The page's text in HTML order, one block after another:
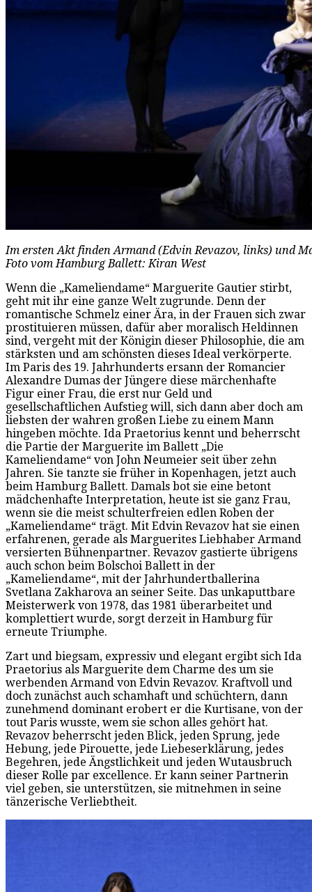
Im ersten Akt finden Armand (Edvin Revazov, links) und
Foto vom Hamburg Ballett: Kiran West
Wenn die „Kameliendame“ Marguerite Gautier stirbt,
geht mit ihr eine ganze Welt zugrunde. Denn der
romantische Schmelz einer Ära, in der Frauen sich zwar
prostituieren müssen, dafür aber moralisch Heldinnen
sind, vergeht mit der Königin dieser Philosophie, die am
stärksten und am schönsten dieses Ideal verkörperte.
Im Paris des 19. Jahrhunderts ersann der Romancier
Alexandre Dumas der Jüngere diese märchenhafte
Figur einer Frau, die erst nur Geld und
gesellschaftlichen Aufstieg will, sich dann aber doch am
liebsten der wahren großen Liebe zu einem Mann
hingeben möchte. Ida Praetorius kennt und beherrscht
die Partie der Marguerite im Ballett „Die
Kameliendame“ von John Neumeier seit über zehn
Jahren. Sie tanzte sie früher in Kopenhagen, jetzt auch
beim Hamburg Ballett. Damals bot sie eine betont
mädchenhafte Interpretation, heute ist sie ganz Frau,
wenn sie die meist schulterfreien edlen Roben der
„Kameliendame“ trägt. Mit Edvin Revazov hat sie einen
erfahrenen, gerade als Marguerites Liebhaber Armand
versierten Bühnenpartner. Revazov gastierte übrigens
auch schon beim Bolschoi Ballett in der
„Kameliendame“, mit der Jahrhundertballerina
Svetlana Zakharova an seiner Seite. Das unkaputtbare
Meisterwerk von 1978, das 1981 überarbeitet und
komplettiert wurde, sorgt derzeit in Hamburg für
erneute Triumphe.
Zart und biegsam, expressiv und elegant ergibt sich Ida
Praetorius als Marguerite dem Charme des um sie
werbenden Armand von Edvin Revazov. Kraftvoll und
doch zunächst auch schamhaft und schüchtern, dann
zunehmend dominant erobert er die Kurtisane, von der
tout Paris wusste, wem sie schon alles gehört hat.
Revazov beherrscht jeden Blick, jeden Sprung, jede
Hebung, jede Pirouette, jede Liebeserklärung, jedes
Begehren, jede Ängstlichkeit und jeden Wutausbruch
dieser Rolle par excellence. Er kann seiner Partnerin
viel geben, sie unterstützen, sie mitnehmen in seine
tänzerische Verliebtheit.